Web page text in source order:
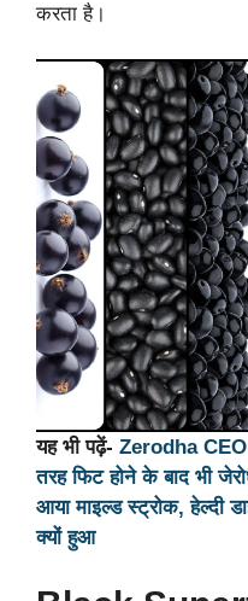
करता है।
यह भी पढ़ें- Zerodha
तरह फिट होने के बाद भी
आया माइल्ड स्ट्रोक, हेल्दी
क्यों हुआ